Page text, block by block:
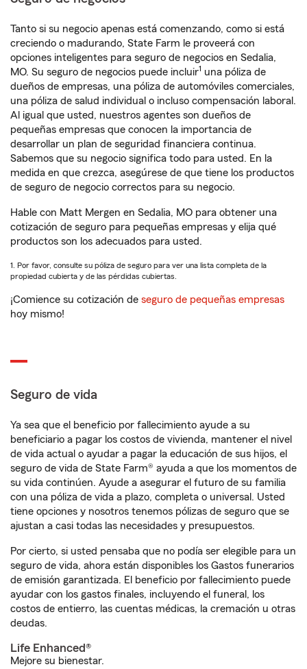
Tanto si su negocio apenas está comenzando, como si está
creciendo o madurando, State Farm le proveerá con
opciones inteligentes para seguro de negocios en Sedalia,
MO. Su seguro de negocios puede incluir1 una póliza de
dueños de empresas, una póliza de automóviles comerciales,
una póliza de salud individual o incluso compensación laboral.
Al igual que usted, nuestros agentes son dueños de
pequeñas empresas que conocen la importancia de
desarrollar un plan de seguridad financiera continua.
Sabemos que su negocio significa todo para usted. En la
medida en que crezca, asegúrese de que tiene los productos
de seguro de negocio correctos para su negocio.
Hable con Matt Mergen en Sedalia, MO para obtener una
cotización de seguro para pequeñas empresas y elija qué
productos son los adecuados para usted.
1. Por favor, consulte su póliza de seguro para ver una lista completa de la
propiedad cubierta y de las pérdidas cubiertas.
¡Comience su cotización de seguro de pequeñas empresas
hoy mismo!
Seguro de vida
Ya sea que el beneficio por fallecimiento ayude a su
beneficiario a pagar los costos de vivienda, mantener el nivel
de vida actual o ayudar a pagar la educación de sus hijos, el
seguro de vida de State Farm® ayuda a que los momentos de
su vida continúen. Ayude a asegurar el futuro de su familia
con una póliza de vida a plazo, completa o universal. Usted
tiene opciones y nosotros tenemos pólizas de seguro que se
ajustan a casi todas las necesidades y presupuestos.
Por cierto, si usted pensaba que no podía ser elegible para un
seguro de vida, ahora están disponibles los Gastos funerarios
de emisión garantizada. El beneficio por fallecimiento puede
ayudar con los gastos finales, incluyendo el funeral, los
costos de entierro, las cuentas médicas, la cremación u otras
deudas.
Life Enhanced®
Mejore su bienestar.